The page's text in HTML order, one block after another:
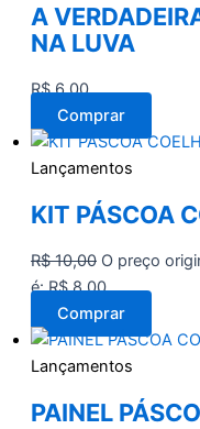
A
NA LUVA
R$6,00
Comprar
Lançamentos
KIT PÁSCOA
R$10,00 O preço
é: R$ 8,00.
Comprar
Lançamentos
PAINEL